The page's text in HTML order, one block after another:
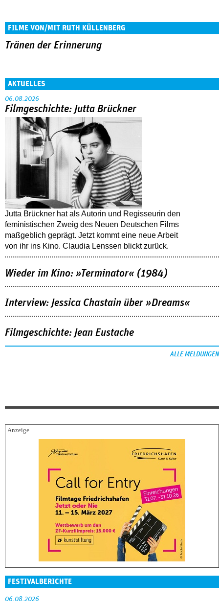
FILME VON/MIT RUTH KÜLLENBERG
Tränen der Erinnerung
AKTUELLES
06.08.2026
Filmgeschichte: Jutta Brückner
Jutta Brückner hat als Autorin und Regisseurin den
feministischen Zweig des Neuen Deutschen Films
maßgeblich geprägt. Jetzt kommt eine neue Arbeit
von ihr ins Kino. Claudia Lenssen blickt zurück.
Wieder im Kino: »Terminator« (1984)
Interview: Jessica Chastain über »Dreams«
Filmgeschichte: Jean Eustache
ALLE MELDUNGEN
FESTIVALBERICHTE
06.08.2026